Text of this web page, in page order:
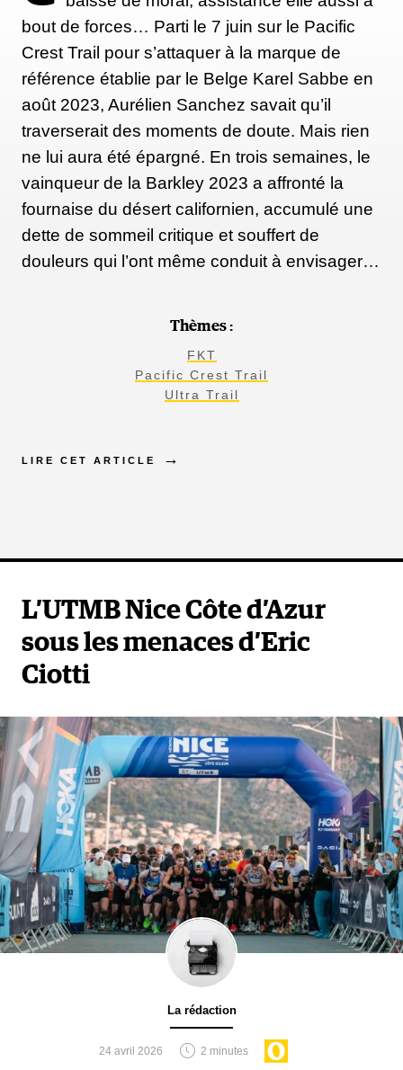
bout de forces… Parti le 7 juin sur le Pacific
Crest Trail pour s’attaquer à la marque de
référence établie par le Belge Karel Sabbe en
août 2023, Aurélien Sanchez savait qu’il
traverserait des moments de doute. Mais rien
ne lui aura été épargné. En trois semaines, le
vainqueur de la Barkley 2023 a affronté la
fournaise du désert californien, accumulé une
dette de sommeil critique et souffert de
douleurs qui l’ont même conduit à envisager…
Thèmes :
FKT
Pacific Crest Trail
Ultra Trail
LIRE CET ARTICLE
L’UTMB Nice Côte d’Azur
sous les menaces d’Eric
Ciotti
La rédaction
24 avril 2026 2 minutes